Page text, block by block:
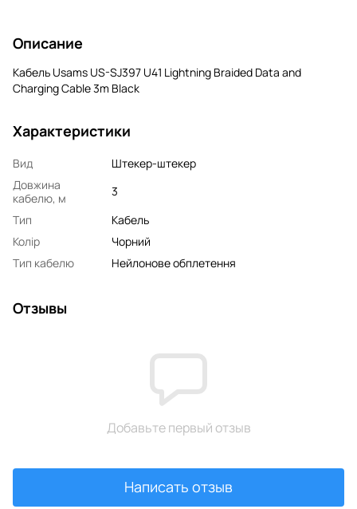
Описание
Кабель Usams US-SJ397 U41 Lightning Braided Data and
Charging Cable 3m Black
Характеристики
Вид
Штекер-штекер
Довжина
кабелю, м
3
Тип
Кабель
Колір
Чорний
Тип кабелю
Нейлонове обплетення
Отзывы
Добавьте первый отзыв
Написать отзыв